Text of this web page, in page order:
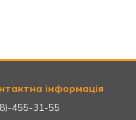
інформація
455-31-55